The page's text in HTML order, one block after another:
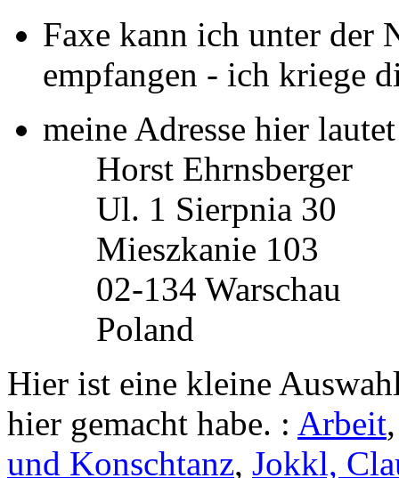
Faxe kann ich unter der
empfangen - ich kriege
meine Adresse hier
Horst Ehrnsberger
Ul. 1 Sierpnia 30
Mieszkanie 103
02-134 Warschau
Poland
Hier ist eine kleine
hier gemacht habe. : Arbeit
und Konschtanz, Jokkl,